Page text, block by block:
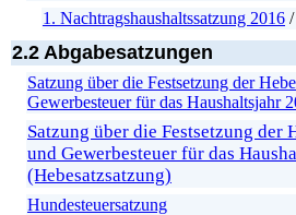
1. Nachtragshaushaltssatzung 2016 /
2.2 Abgabesatzungen
Satzung über die Festsetzung der
Gewerbesteuer für das Haushaltsjahr
Satzung über die Festsetzung der
und Gewerbesteuer für das
(Hebesatzsatzung)
Hundesteuersatzung